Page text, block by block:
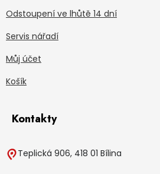
Odstoupení ve lhůtě 14 dní
Servis nářadí
Můj účet
Košík
Kontakty
Teplická 906, 418 01 Bílina